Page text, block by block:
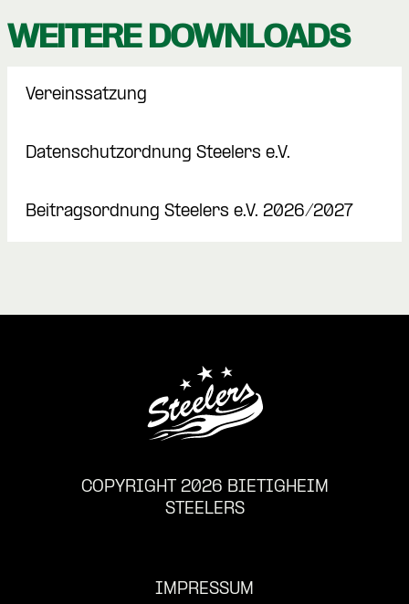
WEITERE DOWNLOADS
Vereinssatzung
Datenschutzordnung Steelers e.V.
Beitragsordnung Steelers e.V. 2026/2027
COPYRIGHT 2026 BIETIGHEIM
STEELERS
IMPRESSUM